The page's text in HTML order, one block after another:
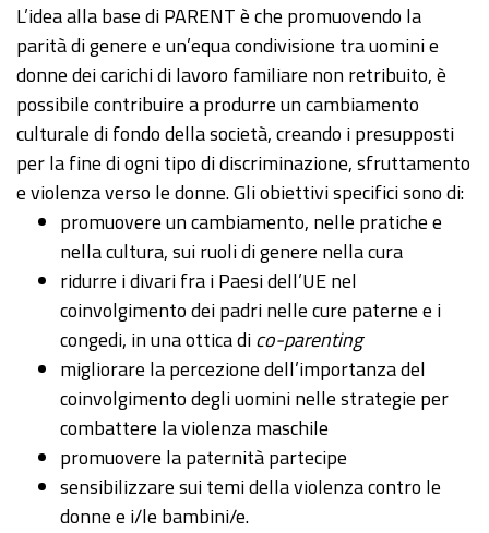
L’idea alla base di PARENT è che promuovendo la
parità di genere e un’equa condivisione tra uomini e
donne dei carichi di lavoro familiare non retribuito, è
possibile contribuire a produrre un cambiamento
culturale di fondo della società, creando i presupposti
per la fine di ogni tipo di discriminazione, sfruttamento
e violenza verso le donne. Gli obiettivi specifici sono di:
promuovere un cambiamento, nelle pratiche e
nella cultura, sui ruoli di genere nella cura
ridurre i divari fra i Paesi dell’UE nel
coinvolgimento dei padri nelle cure paterne e i
congedi, in una ottica dico-parenting
migliorare la percezione dell’importanza del
coinvolgimento degli uomini nelle strategie per
combattere la violenza maschile
promuovere la paternità partecipe
sensibilizzare sui temi della violenza contro le
donne e i/le bambini/e.